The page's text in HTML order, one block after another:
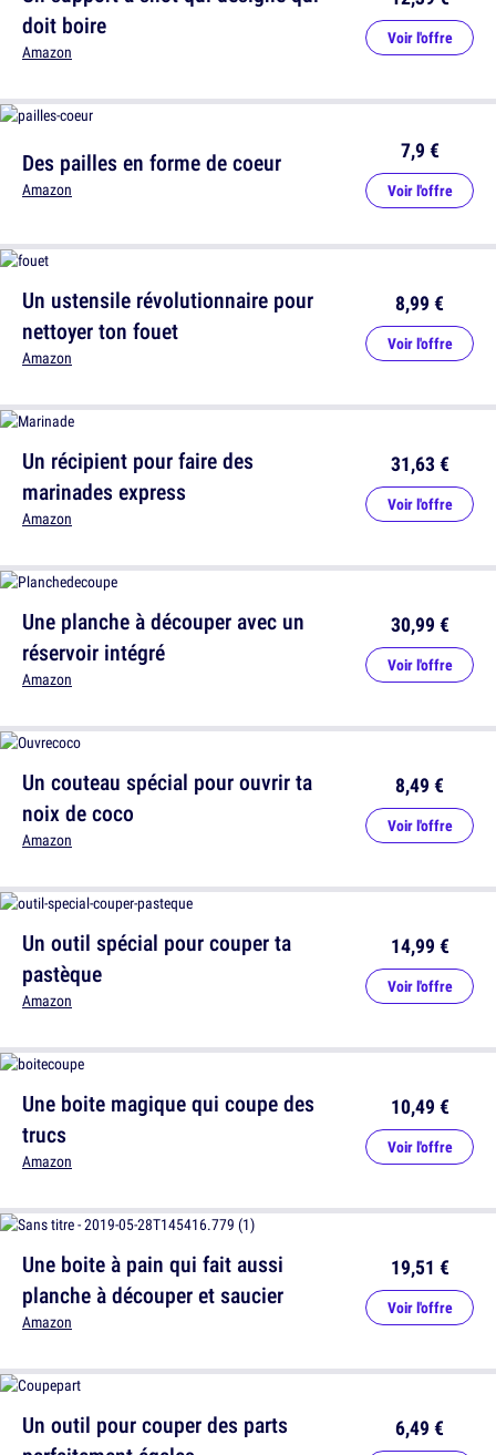
Des pailles en forme de coeur
Amazon
7,9 €
Voir l'offre
Un récipient pour faire des
marinades express
Amazon
31,63 €
Voir l'offre
Un couteau spécial pour ouvrir ta
noix de coco
Amazon
8,49 €
Voir l'offre
Une boite magique qui coupe des
trucs
Amazon
10,49 €
Voir l'offre
Un outil pour couper des parts
6,49 €
doit boire
Amazon
Voir l'offre
Un ustensile révolutionnaire pour
nettoyer ton fouet
Amazon
8,99 €
Voir l'offre
Une planche à découper avec un
réservoir intégré
Amazon
30,99 €
Voir l'offre
Un outil spécial pour couper ta
pastèque
Amazon
14,99 €
Voir l'offre
Une boite à pain qui fait aussi
planche à découper et saucier
Amazon
19,51 €
Voir l'offre